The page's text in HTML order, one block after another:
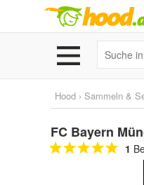
Hood › Sammeln &
FC Bayern
1